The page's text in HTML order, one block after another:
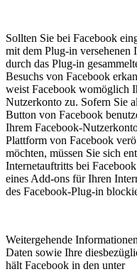
Sollten Sie bei Facebook
mit dem Plug-in versehenen
durch das Plug-in
Besuchs von Facebook
weist Facebook womöglich
Nutzerkonto zu. Sofern Sie
Button von Facebook
Ihrem Facebook-
Plattform von Facebook
möchten, müssen Sie sich
Internetauftritts bei
eines Add-ons für Ihren
des Facebook-Plug-in
Weitergehende
Daten sowie Ihre
hält Facebook in den unter